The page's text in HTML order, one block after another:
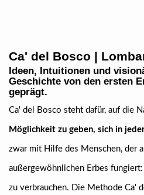
Ca' del Bosco |
Ideen, Intuitionen und
Geschichte von den ersten
geprägt.
Ca' del Bosco steht dafür, auf die
Möglichkeit zu geben, sich in
zwar mit Hilfe des Menschen, der
außergewöhnlichen Erbes
zu verbrauchen. Die Methode Ca'